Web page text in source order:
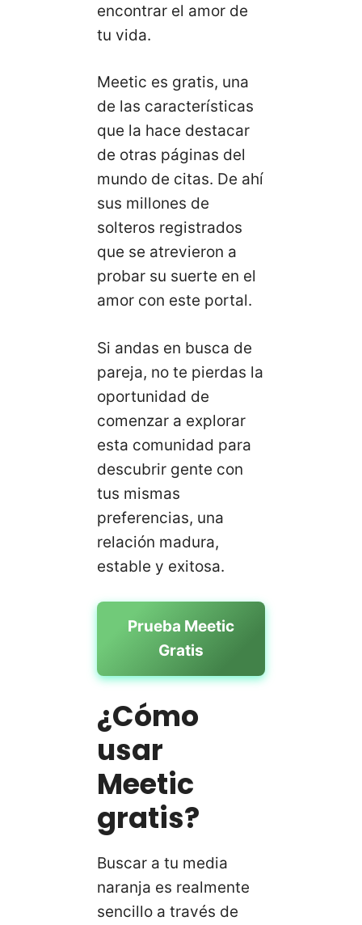
encontrar el amor de
tu vida.
Meetic es gratis, una
de las características
que la hace destacar
de otras páginas del
mundo de citas. De ahí
sus millones de
solteros registrados
que se atrevieron a
probar su suerte en el
amor con este portal.
Si andas en busca de
pareja, no te pierdas la
oportunidad de
comenzar a explorar
esta comunidad para
descubrir gente con
tus mismas
preferencias, una
relación madura,
estable y exitosa.
Prueba Meetic
Gratis
¿Cómo
usar
Meetic
gratis?
Buscar a tu media
naranja es realmente
sencillo a través de